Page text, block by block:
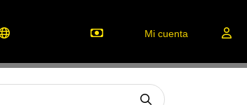
Mi cuenta